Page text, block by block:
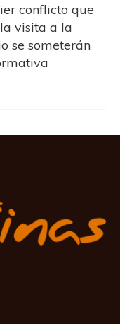
conflicto que
visita a la
se someterán